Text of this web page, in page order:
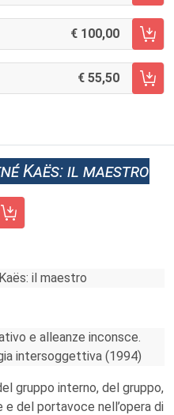
100,00
55,50
Kaës: il maestro
1/2026
il maestro
e alleanze inconsce.
intersoggettiva (1994)
gruppo interno, del gruppo,
del portavoce nell’opera di